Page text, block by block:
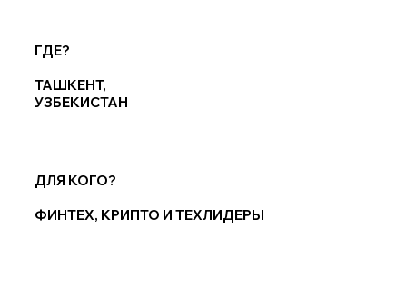
ГДЕ?
ТАШКЕНТ,
УЗБЕКИСТАН
ДЛЯ КОГО?
ФИНТЕХ, КРИПТО И ТЕХЛИДЕРЫ